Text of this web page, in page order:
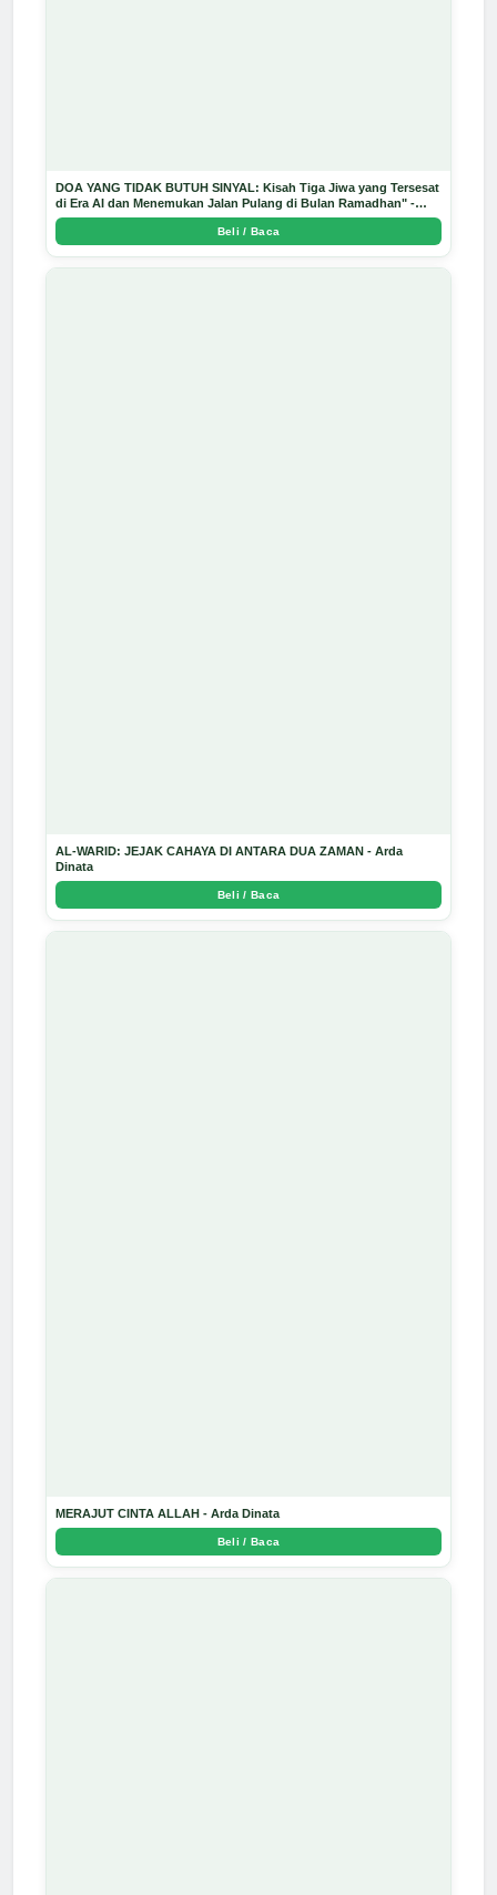
DOA YANG TIDAK BUTUH SINYAL: Kisah Tiga Jiwa yang Tersesat
di Era AI dan Menemukan Jalan Pulang di Bulan Ramadhan" -
Arda Dinata
Beli / Baca
AL-WARID: JEJAK CAHAYA DI ANTARA DUA ZAMAN - Arda
Dinata
Beli / Baca
MERAJUT CINTA ALLAH - Arda Dinata
Beli / Baca